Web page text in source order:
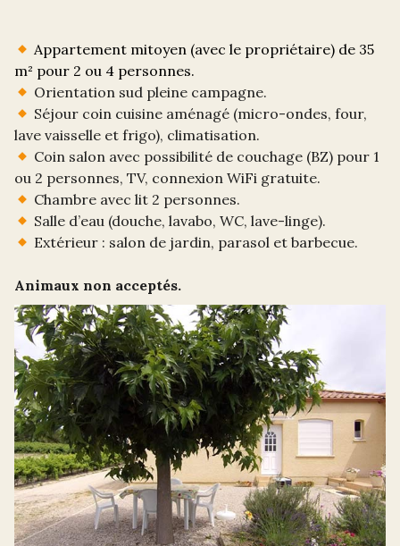
Appartement mitoyen (avec le propriétaire) de 35
m² pour 2 ou 4 personnes.
Orientation sud pleine campagne.
Séjour coin cuisine aménagé (micro-ondes, four,
lave vaisselle et frigo), climatisation.
Coin salon avec possibilité de couchage (BZ) pour 1
ou 2 personnes, TV, connexion WiFi gratuite.
Chambre avec lit 2 personnes.
Salle d’eau (douche, lavabo, WC, lave-linge).
Extérieur : salon de jardin, parasol et barbecue.
Animaux non acceptés.